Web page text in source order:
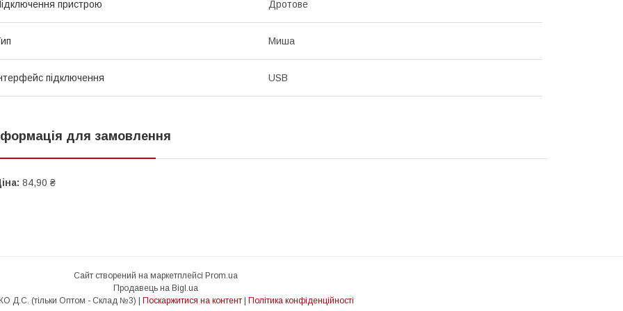
пристрою Дротове
Миша
підключення USB
для замовлення
84,90 ₴
Сайт створений на маркетплейсі Prom.ua
Продавець на Bigl.ua
Поскаржитися на контент Політика конфіденційності